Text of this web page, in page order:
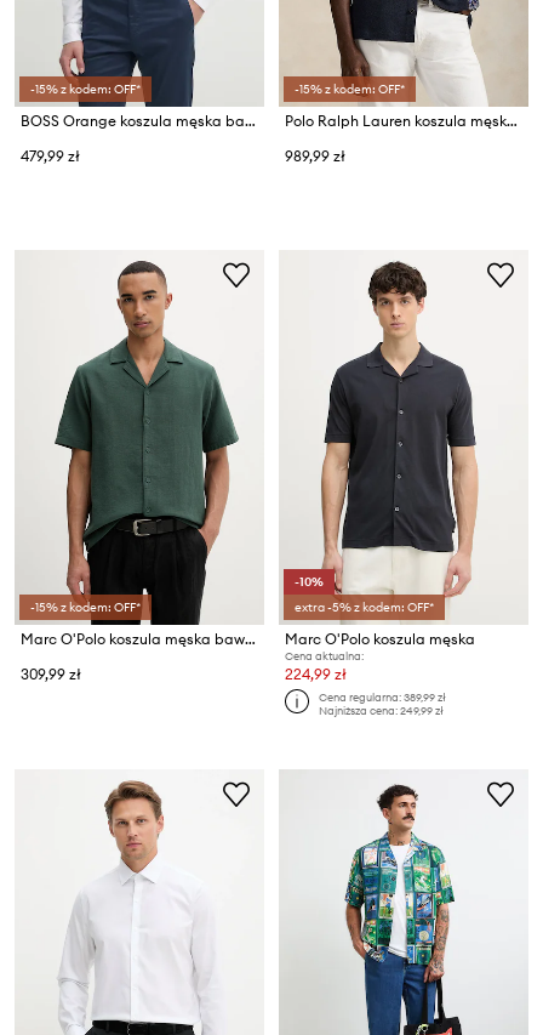
-15% z kodem: OFF*
BOSS Orange koszula męska bawełniana Mysoft_2_M
479,99 zł
-15% z kodem: OFF*
Polo Ralph Lauren koszula męska bawełniana
989,99 zł
-15% z kodem: OFF*
Marc O'Polo koszula męska bawełniana
309,99 zł
-10%
extra -5% z kodem: OFF*
Marc O'Polo koszula męska
Cena aktualna:
224,99 zł
Cena regularna:389,99 zł
Najniższa cena:249,99 zł